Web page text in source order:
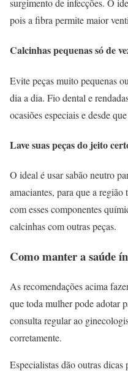
surgimento de infecções. O
pois a fibra permite maior
Calcinhas pequenas só de
Evite peças muito pequenas
dia a dia. Fio dental e
ocasiões especiais e desde
Lave suas peças do jeito
O ideal é usar sabão neutro
amaciantes, para que a
com esses componentes
calcinhas com outras peças.
Como manter a saúde
As recomendações acima
que toda mulher pode adotar
consulta regular ao
corretamente.
Especialistas dão outras